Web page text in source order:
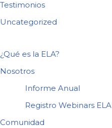
Testimonios
Uncategorized
¿Qué es la ELA?
Nosotros
Informe Anual
Registro Webinars ELA
Comunidad